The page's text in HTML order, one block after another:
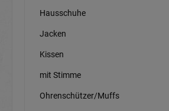
Hausschuhe
Jacken
Kissen
mit Stimme
Ohrenschützer/Muffs